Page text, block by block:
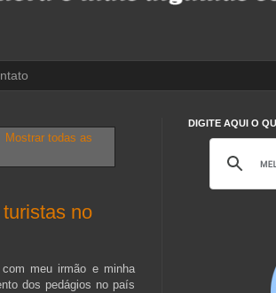
Mostrar todas as
no
meu irmão e minha
dos pedágios no país
DIGITE AQUI O